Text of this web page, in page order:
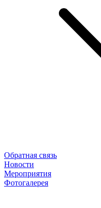
Обратная связь
Новости
Мероприятия
Фотогалерея